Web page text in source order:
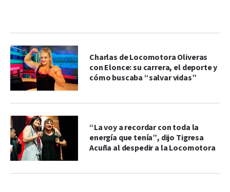
Charlas de Locomotora Oliveras
con Elonce: su carrera, el deporte y
cómo buscaba “salvar vidas”
“La voy a recordar con toda la
energía que tenía”, dijo Tigresa
Acuña al despedir a la Locomotora